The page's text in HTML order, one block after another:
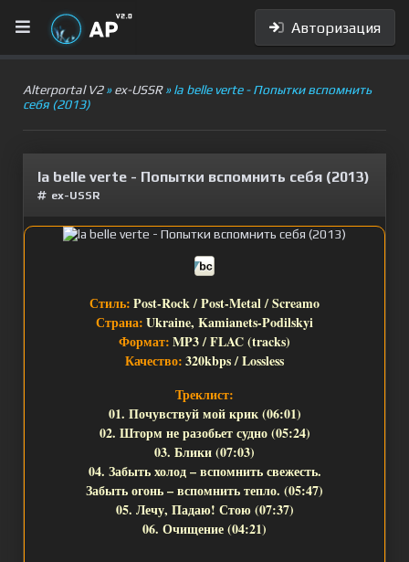
Авторизация
Alterportal V2»ex-USSR» la belle verte - Попытки вспомнить
себя (2013)
la belle verte - Попытки вспомнить себя (2013)
ex-USSR
Стиль:Post-Rock / Post-Metal / Screamo
Страна:Ukraine, Kamianets-Podilskyi
Формат:MP3 / FLAC (tracks)
Качество:320kbps / Lossless
Треклист:
01. Почувствуй мой крик (06:01)
02. Шторм не разобьет судно (05:24)
03. Блики (07:03)
04. Забыть холод – вспомнить свежесть.
Забыть огонь – вспомнить тепло. (05:47)
05. Лечу, Падаю! Стою (07:37)
06. Очищение (04:21)